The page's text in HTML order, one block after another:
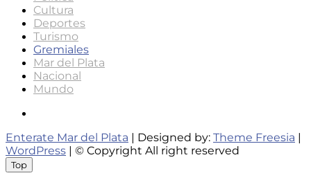
Cultura
Deportes
Turismo
Gremiales
Mar del Plata
Nacional
Mundo
Enterate Mar del Plata | Designed by: Theme Freesia |
WordPress | © Copyright All right reserved
Top